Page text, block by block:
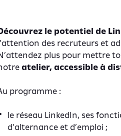
le potentiel de
des recruteurs et
plus pour mettre
atelier, accessible à
programme :
le réseau LinkedIn, ses
d’alternance et d’emploi ;